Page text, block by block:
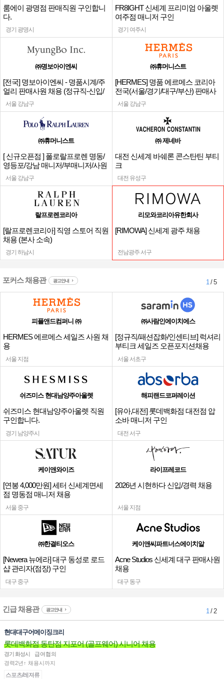
룸에이 광명점 판매직원 구인합니
다.
경기 광명시
FR8IGHT 신세계 프리미엄 아울렛
여주점 매니저 구인
경기 여주시
㈜명보아이엔씨
[전국] 명보아이엔씨 - 명품시계/주
얼리 판매사원 채용 (정규직-신입/
경력)
서울 강남구
㈜휴머니스트
[HERMES] 명품 에르메스 코리아
전국(서울/경기/대구/부산) 판매사
원
서울 강남구
㈜휴머니스트
[ 신규오픈점 ] 폴로랄프로렌 명동/
영등포/강남 매니저/부매니저/사원
서울 강남구
㈜ 제네바
대전 신세계 바쉐론 콘스탄틴 부티
크
대전 유성구
랄프로렌코리아
[랄프로렌코리아] 직영 스토어 직원
채용 (본사 소속)
경기 하남시
리모와코리아유한회사
[RIMOWA] 신세계 광주 채용
전남광주 서구
포커스 채용관 광고안내 1/ 5
피플앤드컴퍼니 ㈜
HERMES 에르메스 세일즈 사원 채
용
서울 지점
㈜사람인에이치에스
[정규직/패션잡화/인센티브] 럭셔리
부티크 세일즈 오픈포지션채용
서울 서초구
쉬즈미스 현대남양주아울렛
쉬즈미스 현대남양주아울렛 직원
구인합니다.
경기 남양주시
해피랜드코퍼레이션
[유아,대전] 롯데백화점 대전점 압
소바 매니저 구인
대전 서구
케이앤와이즈
[연봉 4,000만원] 세터 신세계면세
점 명동점 매니저 채용
서울 중구
라이프레코드
2026년 시현하다 신입/경력 채용
서울 지점
㈜한결티오스
[Newera 뉴에라] 대구 동성로 로드
샵 관리자(점장) 구인
대구 중구
케이앤씨파트너스에이치알
Acne Studios 신세계 대구 판매사원
채용
대구 동구
긴급 채용관 광고안내 1/ 2
현대대구어메이징크리
롯데백화점 동탄점 지포어 (골프웨어) 시니어 채용
경기 화성시
급여협의
경력2년↑ 채용시까지
스포츠/레져류